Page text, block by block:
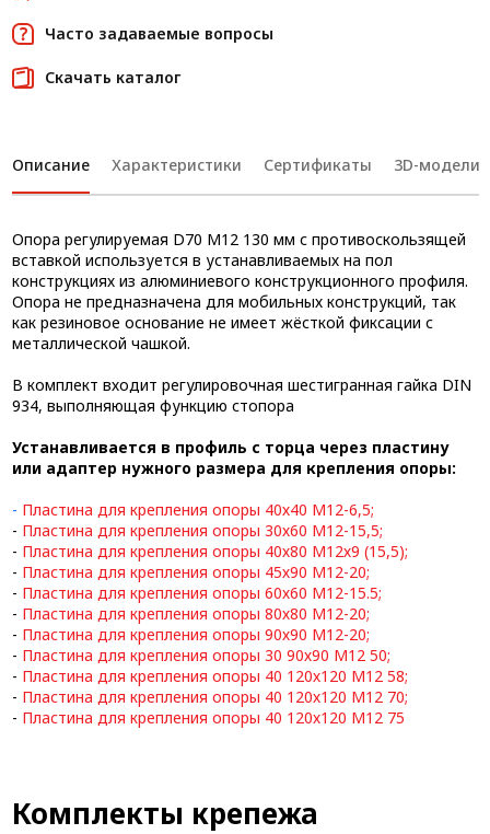
Часто задаваемые вопросы
Скачать каталог
Описание Характеристики Сертификаты 3D-модели
Опора регулируемая D70 М12 130 мм с противоскользящей
вставкой используется в устанавливаемых на пол
конструкциях из алюминиевого конструкционного профиля.
Опора не предназначена для мобильных конструкций, так
как резиновое основание не имеет жёсткой фиксации с
металлической чашкой.
В комплект входит регулировочная шестигранная гайка DIN
934, выполняющая функцию стопора
Устанавливается в профиль с торца через пластину
или адаптер нужного размера для крепления опоры:
- Пластина для крепления опоры 40х40 М12-6,5;
- Пластина для крепления опоры 30х60 М12-15,5;
- Пластина для крепления опоры 40х80 М12х9 (15,5);
- Пластина для крепления опоры 45х90 М12-20;
- Пластина для крепления опоры 60х60 М12-15.5;
- Пластина для крепления опоры 80х80 М12-20;
- Пластина для крепления опоры 90х90 М12-20;
- Пластина для крепления опоры 30 90х90 М12 50;
- Пластина для крепления опоры 40 120х120 М12 58;
- Пластина для крепления опоры 40 120х120 М12 70;
- Пластина для крепления опоры 40 120х120 М12 75
Комплекты крепежа